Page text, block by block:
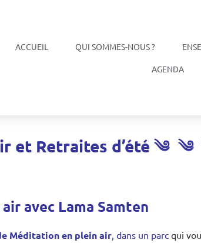
ACCUEIL QUI SOMMES-NOUS ?
AGENDA
et Retraites d’été ༄ ༄
avec Lama Samten
Méditation en plein air, dans un parc qui